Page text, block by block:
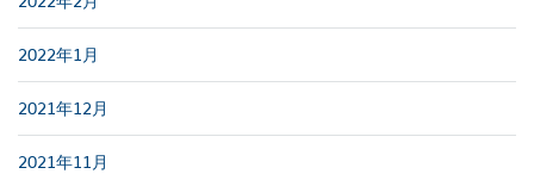
2022年1月
2021年12月
2021年11月